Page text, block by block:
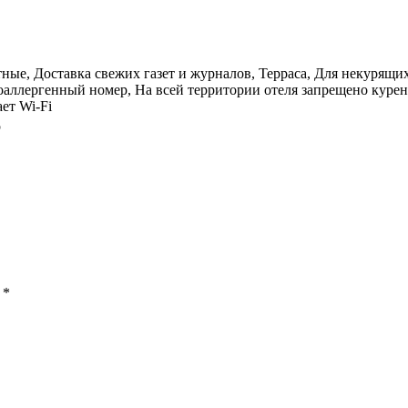
Доставка свежих газет и журналов, Терраса, Для
номер, На всей территории отеля запрещено
Wi-Fi
*